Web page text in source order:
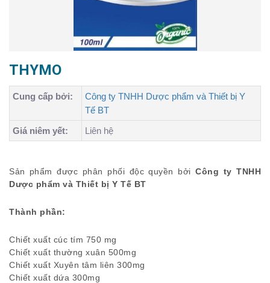
THYMO
Cung cấp bởi:
Công ty TNHH Dược phẩm và Thiết bị Y
Tế BT
Giá niêm yết:
Liên hệ
Sản phẩm được phân phối độc quyền bởiCông ty TNHH
Dược phẩm và Thiết bị Y Tế BT
Thành phần:
Chiết xuất cúc tím 750 mg
Chiết xuất thường xuân 500mg
Chiết xuất Xuyên tâm liên 300mg
Chiết xuất dứa 300mg